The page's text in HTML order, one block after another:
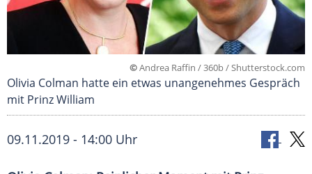
©Andrea Raffin / 360b / Shutterstock.com
Olivia Colman hatte ein etwas unangenehmes Gespräch
mit Prinz William
09.11.2019 - 14:00 Uhr